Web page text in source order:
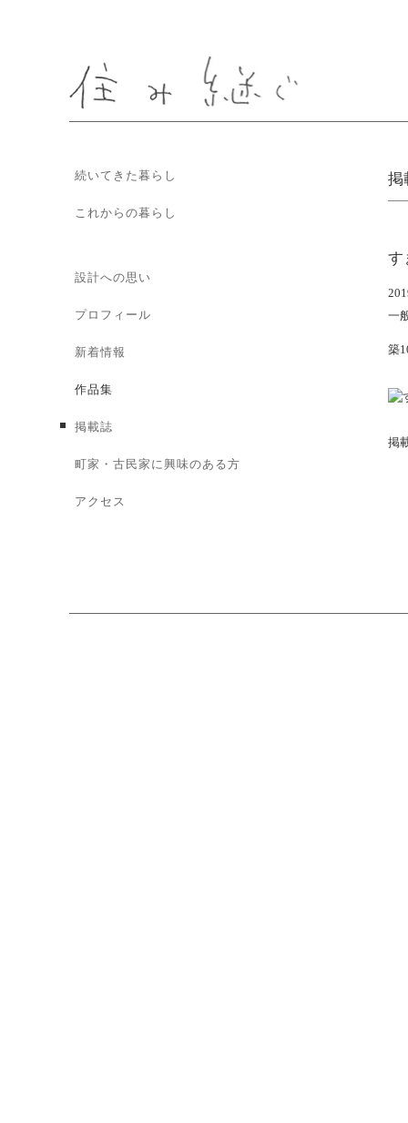
続いてきた暮らし
これからの暮らし
設計への思い
プロフィール
新着情報
作品集
掲載誌
町家・古民家に興味のある方
アクセス
掲
す
一
築
掲